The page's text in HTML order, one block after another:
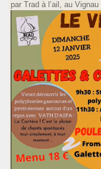
par Trad à l’ail, au Vignau